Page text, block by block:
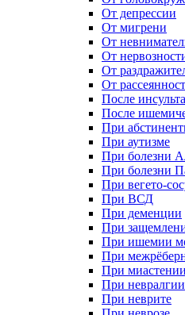
От депрессии
От мигрени
От
От
От
От
После инсульта
После
При
При аутизме
При болезни
При болезни
При вегето-
При ВСД
При деменции
При
При ишемии
При
При миастении
При невралгии
При неврите